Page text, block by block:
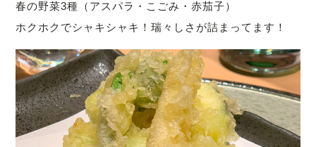
春の野菜3種（アスパラ・こごみ・赤茄子）
ホクホクでシャキシャキ！瑞々しさが詰まってます！